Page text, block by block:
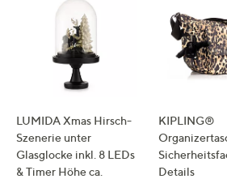
LUMIDA Xmas Hirsch-
Szenerie unter
Glasglocke inkl. 8 LEDs
& Timer Höhe ca.
KIPLING®
Details